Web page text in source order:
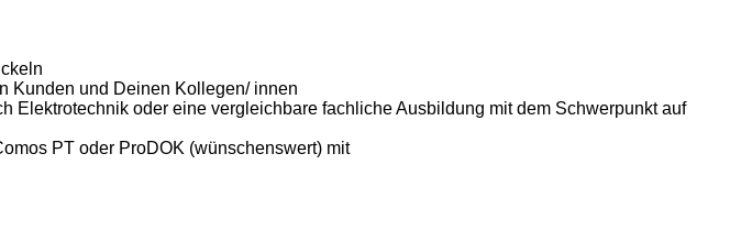
Kunden und Deinen Kollegen/ innen
oder eine vergleichbare fachliche Ausbildung mit dem Schwerpunkt auf
PT oder ProDOK (wünschenswert) mit